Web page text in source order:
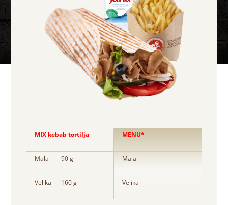
MIX kebab tortilja
Mala 90 g
Velika 160 g
MENU*
Mala
Velika